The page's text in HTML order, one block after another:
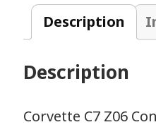
Description
Description
Corvette C7 Z06